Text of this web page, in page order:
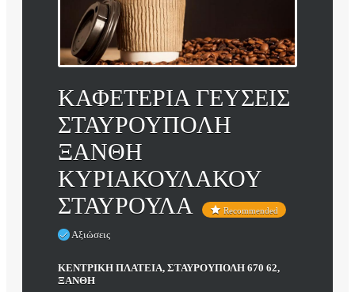
ΚΑΦΕΤΕΡΙΑ ΓΕΥΣΕΙΣ
ΣΤΑΥΡΟΥΠΟΛΗ
ΞΑΝΘΗ
ΚΥΡΙΑΚΟΥΛΑΚΟΥ
ΣΤΑΥΡΟΥΛΑ
Recommended
Αξιώσεις
ΚΕΝΤΡΙΚΗ ΠΛΑΤΕΙΑ, ΣΤΑΥΡΟΥΠΟΛΗ 670 62,
ΞΑΝΘΗ